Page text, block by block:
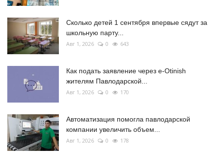
Сколько детей 1 сентября впервые сядут за
школьную парту...
Авг 1, 2026 0 643
Как подать заявление через e-Otinish
жителям Павлодарской...
Авг 1, 2026 0 170
Автоматизация помогла павлодарской
компании увеличить объем...
Авг 1, 2026 0 178